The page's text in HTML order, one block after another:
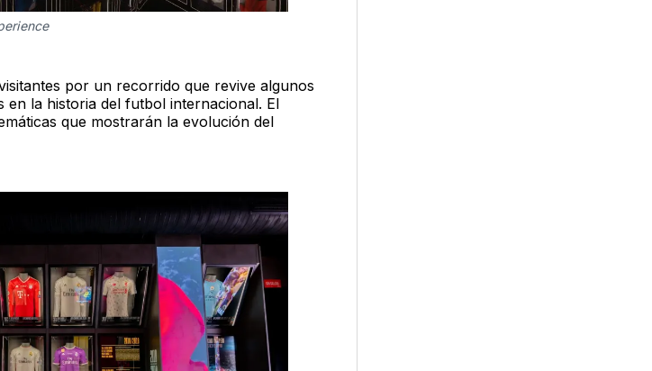
por un recorrido que revive algunos
en la historia del futbol internacional. El
que mostrarán la evolución del